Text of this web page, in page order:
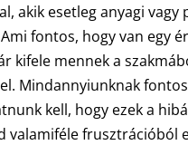
akik esetleg anyagi
fontos, hogy van egy
kifele mennek a
Mindannyiunknak
kell, hogy ezek a
valamiféle frusztrációból